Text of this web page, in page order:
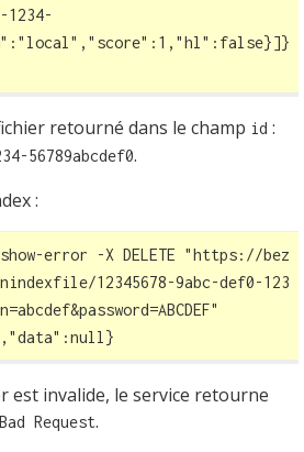
1234-
retourné dans le champ id :
56789abcdef0.
:
error -X DELETE "https://bez
12345678-9abc-def0-123
est invalide, le service retourne
Request.